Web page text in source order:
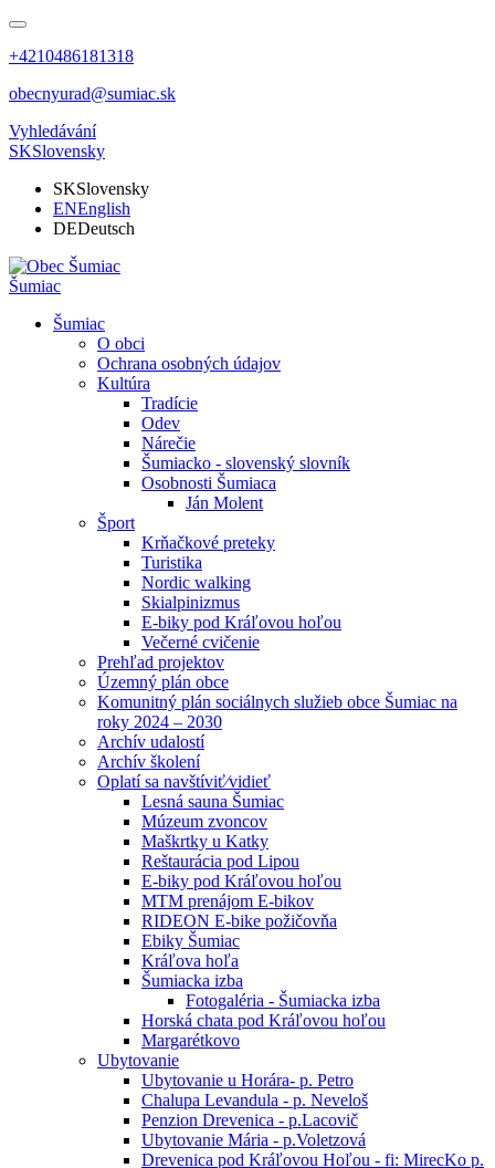
+4210486181318
obecnyurad@sumiac.sk
Vyhledávání
SKSlovensky
SKSlovensky
ENEnglish
DEDeutsch
Šumiac
Šumiac
O obci
Ochrana osobných údajov
Kultúra
Tradície
Odev
Nárečie
Šumiacko - slovenský slovník
Osobnosti Šumiaca
Ján Molent
Šport
Krňačkové preteky
Turistika
Nordic walking
Skialpinizmus
E-biky pod Kráľovou hoľou
Večerné cvičenie
Prehľad projektov
Územný plán obce
Komunitný plán sociálnych služieb obce Šumiac na
roky 2024 – 2030
Archív udalostí
Archív školení
Oplatí sa navštíviť⁄vidieť
Lesná sauna Šumiac
Múzeum zvoncov
Maškrtky u Katky
Reštaurácia pod Lipou
E-biky pod Kráľovou hoľou
MTM prenájom E-bikov
RIDEON E-bike požičovňa
Ebiky Šumiac
Kráľova hoľa
Šumiacka izba
Fotogaléria - Šumiacka izba
Horská chata pod Kráľovou hoľou
Margarétkovo
Ubytovanie
Ubytovanie u Horára- p. Petro
Chalupa Levandula - p. Neveloš
Penzion Drevenica - p.Lacovič
Ubytovanie Mária - p.Voletzová
Drevenica pod Kráľovou Hoľou - fi: MirecKo p.